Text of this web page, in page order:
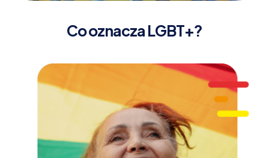
Co oznacza LGBT+?